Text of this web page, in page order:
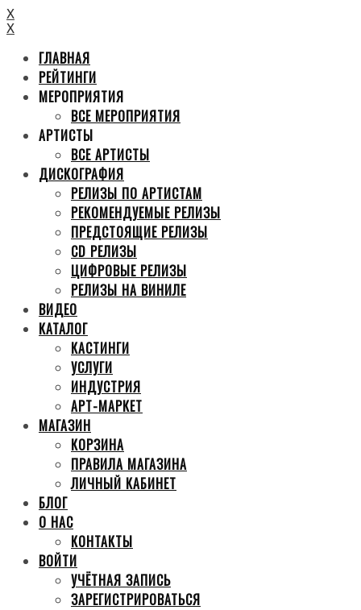
X
X
ГЛАВНАЯ
РЕЙТИНГИ
МЕРОПРИЯТИЯ
ВСЕ МЕРОПРИЯТИЯ
АРТИСТЫ
ВСЕ АРТИСТЫ
ДИСКОГРАФИЯ
РЕЛИЗЫ ПО АРТИСТАМ
РЕКОМЕНДУЕМЫЕ РЕЛИЗЫ
ПРЕДСТОЯЩИЕ РЕЛИЗЫ
CD РЕЛИЗЫ
ЦИФРОВЫЕ РЕЛИЗЫ
РЕЛИЗЫ НА ВИНИЛЕ
ВИДЕО
КАТАЛОГ
КАСТИНГИ
УСЛУГИ
ИНДУСТРИЯ
АРТ-МАРКЕТ
МАГАЗИН
КОРЗИНА
ПРАВИЛА МАГАЗИНА
ЛИЧНЫЙ КАБИНЕТ
БЛОГ
О НАС
КОНТАКТЫ
ВОЙТИ
УЧЁТНАЯ ЗАПИСЬ
ЗАРЕГИСТРИРОВАТЬСЯ